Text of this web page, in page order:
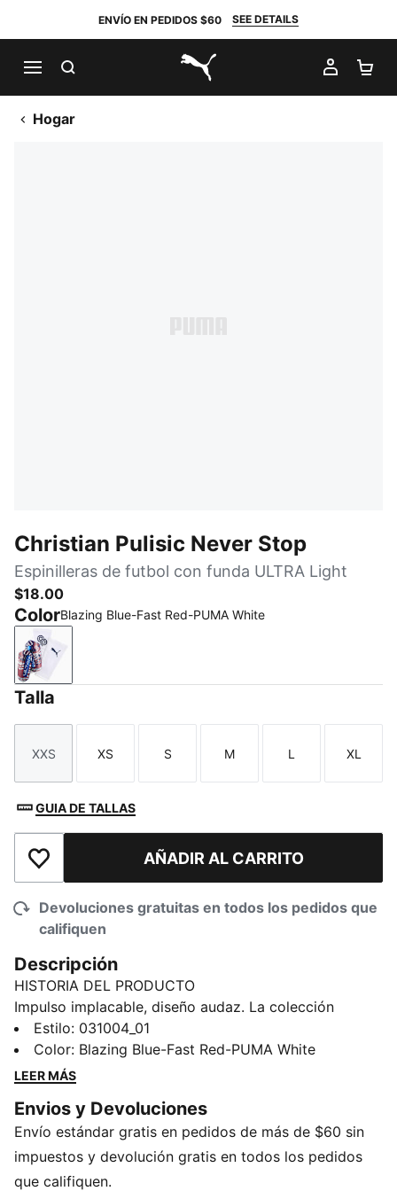
ENVÍO EN PEDIDOS $60 SEE DETAILS
PUMA.com
MI
Hogar
Christian Pulisic Never Stop
Espinilleras de futbol con funda ULTRA Light
$18.00
ColorBlazing Blue-Fast Red-PUMA White
Blazing Blue-Fast Red-PUMA White
Talla
Talla
XXS
Talla
XS
Talla
S
Talla
M
Talla
L
Talla
XL
GUIA DE TALLAS
Añadir a la lista de deseosAÑADIR AL CARRITO
Devoluciones gratuitas en todos los pedidos que
califiquen
Descripción
HISTORIA DEL PRODUCTO
Impulso implacable, diseño audaz. La colección
Christian Pulisic Never Stop canaliza la mentalidad
imparable de Christian Pulisic con estampados
llamativos y prendas preparadas para el rendimiento.
de entrenamiento de alto rendimiento, cada pieza
fusiona estampados inspirados en el ADN con la
energía del día del partido. Hecha para moverse,
hecho para superar los límites. Al igual que Christian
Estilo: 031004_01
Color: Blazing Blue-Fast Red-PUMA White
LEER MÁS
Envios y Devoluciones
Envío estándar gratis en pedidos de más de $60 sin
impuestos y devolución gratis en todos los pedidos
que califiquen.